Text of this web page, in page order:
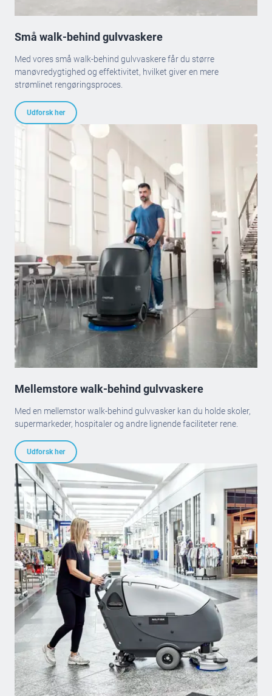
Små walk-behind gulvvaskere
Med vores små walk-behind gulvvaskere får du større
manøvredygtighed og effektivitet, hvilket giver en mere
strømlinet rengøringsproces.
Udforsk her
Mellemstore walk-behind gulvvaskere
Med en mellemstor walk-behind gulvvasker kan du holde skoler,
supermarkeder, hospitaler og andre lignende faciliteter rene.
Udforsk her